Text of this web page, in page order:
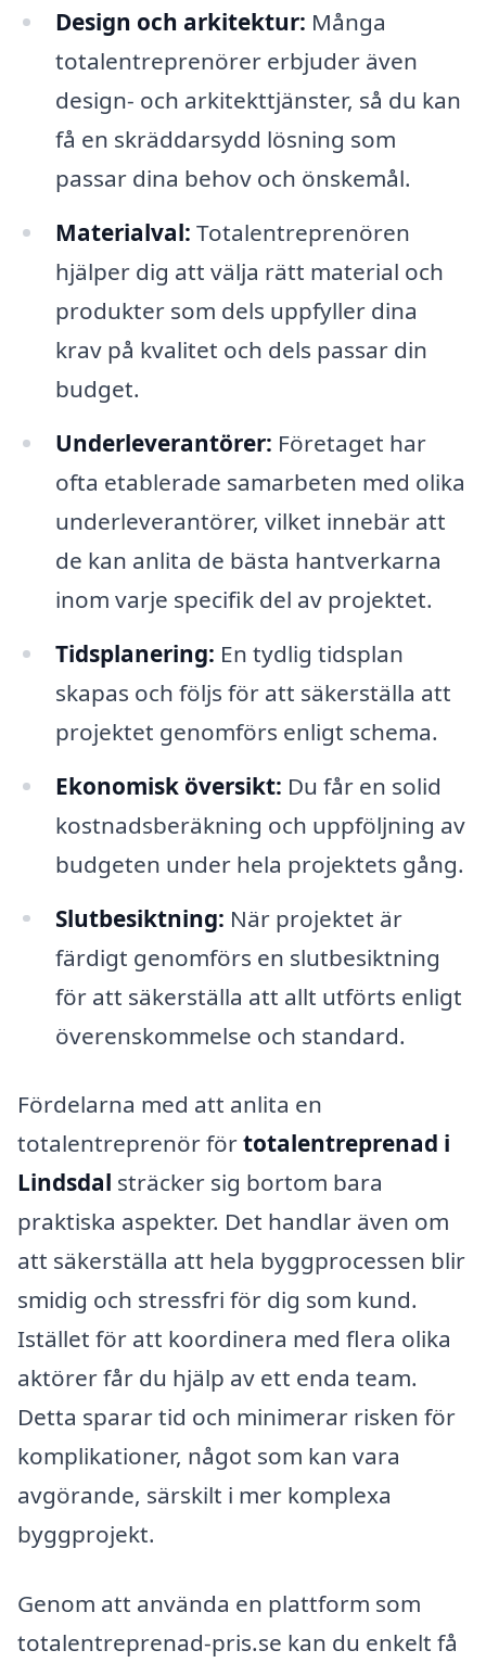
Design och arkitektur: Många
totalentreprenörer erbjuder även
design- och arkitekttjänster, så du kan
få en skräddarsydd lösning som
passar dina behov och önskemål.
Materialval: Totalentreprenören
hjälper dig att välja rätt material och
produkter som dels uppfyller dina
krav på kvalitet och dels passar din
budget.
Underleverantörer: Företaget har
ofta etablerade samarbeten med olika
underleverantörer, vilket innebär att
de kan anlita de bästa hantverkarna
inom varje specifik del av projektet.
Tidsplanering: En tydlig tidsplan
skapas och följs för att säkerställa att
projektet genomförs enligt schema.
Ekonomisk översikt: Du får en solid
kostnadsberäkning och uppföljning av
budgeten under hela projektets gång.
Slutbesiktning: När projektet är
färdigt genomförs en slutbesiktning
för att säkerställa att allt utförts enligt
överenskommelse och standard.
Fördelarna med att anlita en
totalentreprenör förtotalentreprenad i
Lindsdal sträcker sig bortom bara
praktiska aspekter. Det handlar även om
att säkerställa att hela byggprocessen blir
smidig och stressfri för dig som kund.
Istället för att koordinera med flera olika
aktörer får du hjälp av ett enda team.
Detta sparar tid och minimerar risken för
komplikationer, något som kan vara
avgörande, särskilt i mer komplexa
byggprojekt.
Genom att använda en plattform som
totalentreprenad-pris.se kan du enkelt få